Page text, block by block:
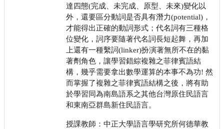
達四態(完成、未完成、原型、未來)變化以
外，還要區分動詞是否具有潛力(potential)，
才能得出正確的動詞形式；代名詞有三種格
位變化，詞序要隨著代名詞長短起舞，再加
上還有一種繫詞(linker)扮演著無所不在的黏
著劑角色，讓學習錯綜複雜之菲律賓語結
構，幾乎需要拿出數學運算的本事不為功! 然
而掌握了複雜之菲律賓語結構之後，將有助
於學習同為南島語系之其他台灣原住民語言
和東南亞群島新住民語言。
授課教師：中正大學語言學研究所何德華教